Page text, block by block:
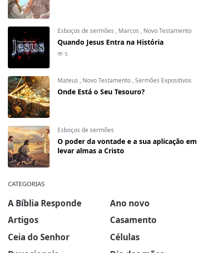
Esboços de sermões , Marcos , Novo Testamento
Quando Jesus Entra na História
5
Mateus , Novo Testamento ,Sermões Expositivos
Onde Está o Seu Tesouro?
Esboços de sermões
O poder da vontade e a sua aplicação em
levar almas a Cristo
CATEGORIAS
A Bíblia Responde
Ano novo
Artigos
Casamento
Ceia do Senhor
Células